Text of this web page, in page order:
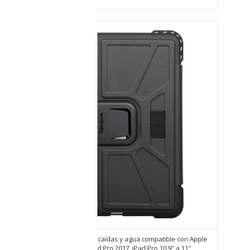
Funda Targus resistente a caídas y agua compatible con Apple
iPad Air 4a generación, iPad Pro 2017, iPad Pro 10.9″ a 11″